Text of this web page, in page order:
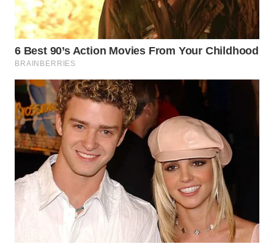
WN
SOLO
BOROBUDUR
WN
MADURA
WN
SURABAYA
WN